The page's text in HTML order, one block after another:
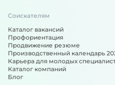
Соискателям
Каталог вакансий
Профориентация
Продвижение резюме
Производственный календарь
Карьера для молодых
Каталог компаний
Блог